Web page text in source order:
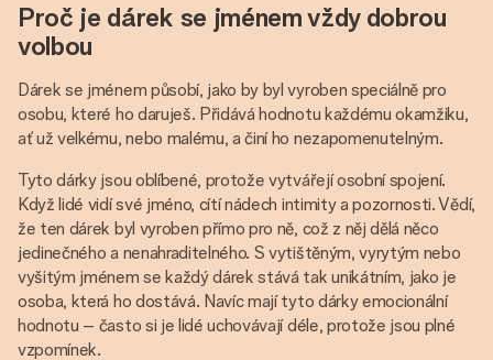
Proč je dárek se jménem vždy dobrou
volbou
Dárek se jménem působí, jako by byl vyroben speciálně pro
osobu, které ho daruješ. Přidává hodnotu každému okamžiku,
ať už velkému, nebo malému, a činí ho nezapomenutelným.
Tyto dárky jsou oblíbené, protože vytvářejí osobní spojení.
Když lidé vidí své jméno, cítí nádech intimity a pozornosti. Vědí,
že ten dárek byl vyroben přímo pro ně, což z něj dělá něco
jedinečného a nenahraditelného. S vytištěným, vyrytým nebo
vyšitým jménem se každý dárek stává tak unikátním, jako je
osoba, která ho dostává. Navíc mají tyto dárky emocionální
hodnotu – často si je lidé uchovávají déle, protože jsou plné
vzpomínek.